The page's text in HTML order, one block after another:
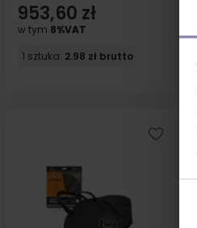
953,60 zł
w tym 8%VAT
1 sztuka: 2.98 zł brutto